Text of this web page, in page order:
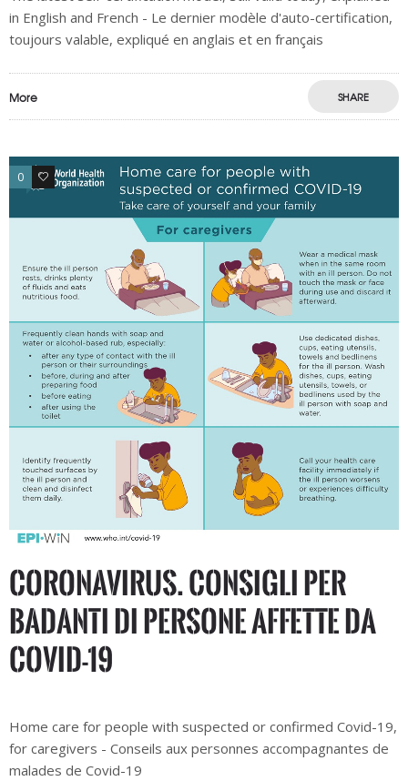
in English and French - Le dernier modèle d'auto-certification,
toujours valable, expliqué en anglais et en français
More SHARE
0 0
CORONAVIRUS. Consigli per
badanti di persone affette da
Covid-19
Home care for people with suspected or confirmed Covid-19,
for caregivers - Conseils aux personnes accompagnantes de
malades de Covid-19